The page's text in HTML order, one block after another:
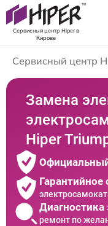
Сервисный центр Hiperв
Кирове
Сервисный центр
Замена
Hiper
Диагностика
ремонт по